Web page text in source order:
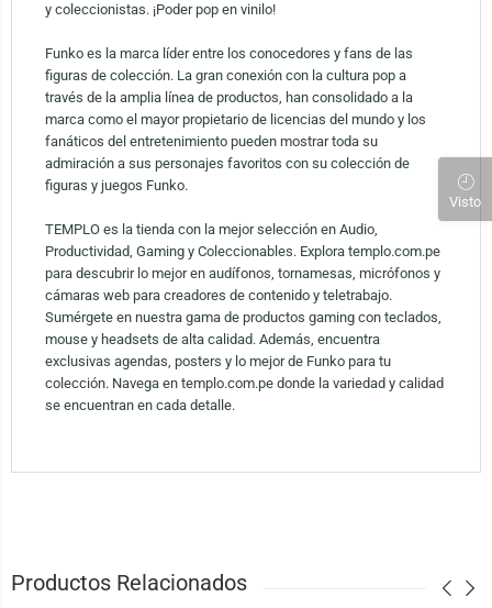
y coleccionistas. ¡Poder pop en vinilo!
Funko es la marca líder entre los conocedores y fans de las
figuras de colección. La gran conexión con la cultura pop a
través de la amplia línea de productos, han consolidado a la
marca como el mayor propietario de licencias del mundo y los
fanáticos del entretenimiento pueden mostrar toda su
admiración a sus personajes favoritos con su colección de
figuras y juegos Funko.
TEMPLO es la tienda con la mejor selección en Audio,
Productividad, Gaming y Coleccionables. Explora templo.com.pe
para descubrir lo mejor en audífonos, tornamesas, micrófonos y
cámaras web para creadores de contenido y teletrabajo.
Sumérgete en nuestra gama de productos gaming con teclados,
mouse y headsets de alta calidad. Además, encuentra
exclusivas agendas, posters y lo mejor de Funko para tu
colección. Navega en templo.com.pe donde la variedad y calidad
se encuentran en cada detalle.
Productos Relacionados
Visto